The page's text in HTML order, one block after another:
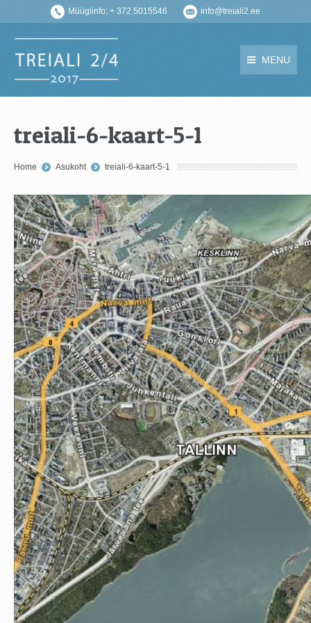
Müügiinfo: + 372 5015546 info@treiali2.ee
MENU
treiali-6-kaart-5-1
You are here:
Home Asukoht treiali-6-kaart-5-1